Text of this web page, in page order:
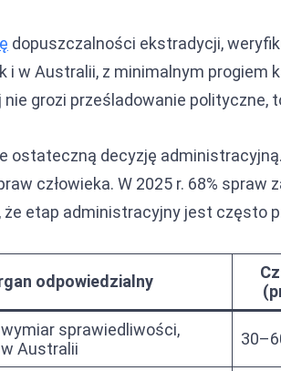
dopuszczalności ekstradycji,
i w Australii, z minimalnym progiem
grozi prześladowanie
ostateczną decyzję
człowieka. W 2025 r. 68%
etap administracyjny jest często
odpowiedzialny
sprawiedliwości,
Australii